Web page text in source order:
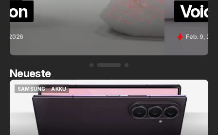
Voice (PE)
Neueste
SAMSUNG
SAMSUNG
AKKU
AKKU